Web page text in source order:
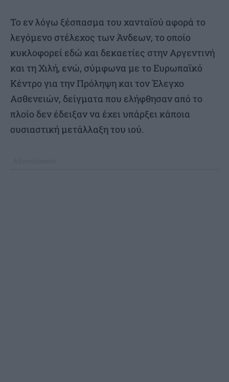
Το εν λόγω ξέσπασμα του χανταϊού αφορά το
λεγόμενο στέλεχος των Άνδεων, το οποίο
κυκλοφορεί εδώ και δεκαετίες στην Αργεντινή
και τη Χιλή, ενώ, σύμφωνα με το Ευρωπαϊκό
Κέντρο για την Πρόληψη και τον Έλεγχο
Ασθενειών, δείγματα που ελήφθησαν από το
πλοίο δεν έδειξαν να έχει υπάρξει κάποια
ουσιαστική μετάλλαξη του ιού.